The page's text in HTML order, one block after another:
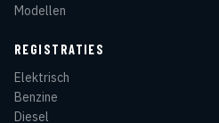
Modellen
REGISTRATIES
Elektrisch
Benzine
Diesel